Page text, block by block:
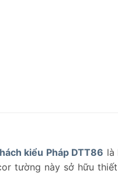
kiểu Pháp DTT86 là
tường này sở hữu